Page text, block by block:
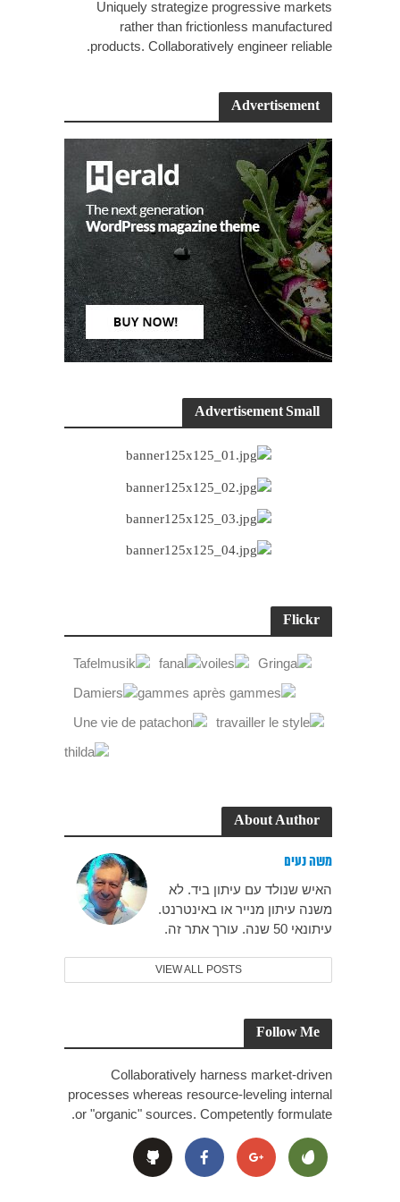
Uniquely strategize progressive markets
rather than frictionless manufactured
products. Collaboratively engineer reliable.
Advertisement
Advertisement Small
Flickr
About Author
משה נעים
האיש שנולד עם עיתון ביד. לא
משנה עיתון מנייר או באינטרנט.
עיתונאי 50 שנה. עורך אתר זה.
VIEW ALL POSTS
Follow Me
Collaboratively harness market-driven
processes whereas resource-leveling internal
or "organic" sources. Competently formulate.